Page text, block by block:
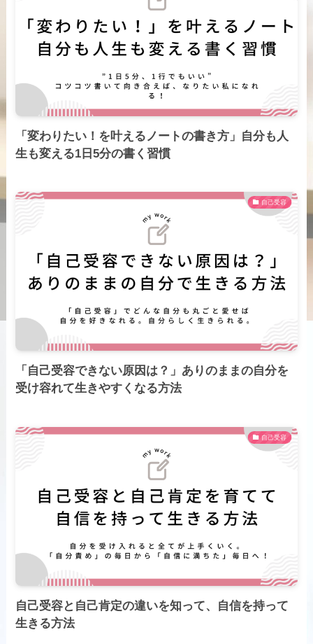
「変わりたい！を叶えるノートの書き方」自分も人
生も変える1日5分の書く習慣
自己受容
「自己受容できない原因は？」ありのままの自分を
受け容れて生きやすくなる方法
自己受容
自己受容と自己肯定の違いを知って、自信を持って
生きる方法